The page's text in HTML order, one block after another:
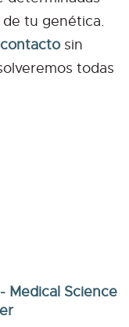
tu genética.
contactosin
todas
Medical Science